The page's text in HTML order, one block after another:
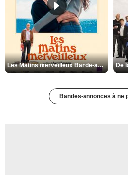
Les Matins merveilleux Bande-annonce VF
Bandes-annonces à ne